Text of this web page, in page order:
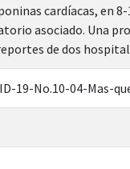
cardíacas, en
asociado. Una
de dos
19-No.10-04-Mas-